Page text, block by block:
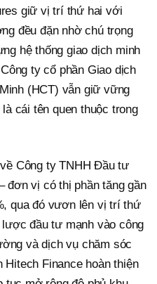
giữ vị trí thứ hai với
đều đặn nhờ chú trọng
hệ thống giao dịch minh
ty cổ phần Giao dịch
(HCT) vẫn giữ vững
cái tên quen thuộc trong
Công ty TNHH Đầu tư
đơn vị có thị phần tăng gần
qua đó vươn lên vị trí thứ
đầu tư mạnh vào công
và dịch vụ chăm sóc
Hitech Finance hoàn thiện